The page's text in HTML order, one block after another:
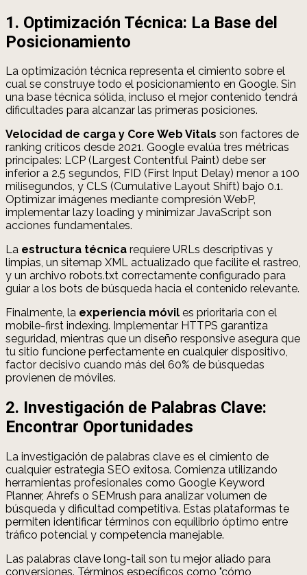
1. Optimización Técnica: La Base del
Posicionamiento
La optimización técnica representa el cimiento sobre el
cual se construye todo el posicionamiento en Google. Sin
una base técnica sólida, incluso el mejor contenido tendrá
dificultades para alcanzar las primeras posiciones.
Velocidad de carga y Core Web Vitals son factores de
ranking críticos desde 2021. Google evalúa tres métricas
principales: LCP (Largest Contentful Paint) debe ser
inferior a 2.5 segundos, FID (First Input Delay) menor a 100
milisegundos, y CLS (Cumulative Layout Shift) bajo 0.1.
Optimizar imágenes mediante compresión WebP,
implementar lazy loading y minimizar JavaScript son
acciones fundamentales.
La estructura técnica requiere URLs descriptivas y
limpias, un sitemap XML actualizado que facilite el rastreo,
y un archivo robots.txt correctamente configurado para
guiar a los bots de búsqueda hacia el contenido relevante.
Finalmente, la experiencia móvil es prioritaria con el
mobile-first indexing. Implementar HTTPS garantiza
seguridad, mientras que un diseño responsive asegura que
tu sitio funcione perfectamente en cualquier dispositivo,
factor decisivo cuando más del 60% de búsquedas
provienen de móviles.
2. Investigación de Palabras Clave:
Encontrar Oportunidades
La investigación de palabras clave es el cimiento de
cualquier estrategia SEO exitosa. Comienza utilizando
herramientas profesionales como Google Keyword
Planner, Ahrefs o SEMrush para analizar volumen de
búsqueda y dificultad competitiva. Estas plataformas te
permiten identificar términos con equilibrio óptimo entre
tráfico potencial y competencia manejable.
Las palabras clave long-tail son tu mejor aliado para
conversiones. Términos específicos como "cómo